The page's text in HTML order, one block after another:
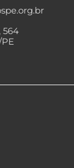
564